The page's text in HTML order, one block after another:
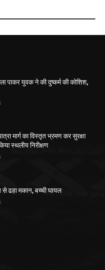
पाकर युवक ने की दुष्कर्म की कोशिश,
मार्ग का विस्तृत भ्रमण कर सुरक्षा
स्थलीय निरीक्षण
से ढहा मकान, बच्ची घायल